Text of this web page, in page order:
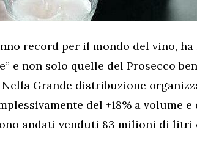
record per il mondo del vino,
e non solo quelle del Prosecco
Nella Grande distribuzione
del +18% a volume
andati venduti 83 milioni di litri